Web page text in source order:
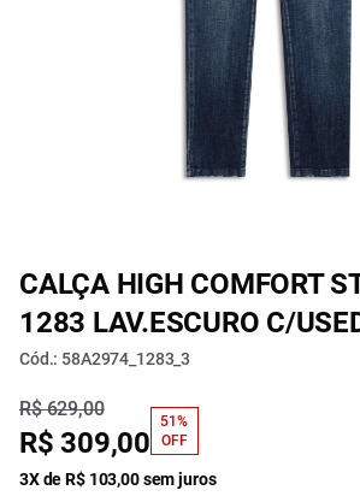
CALÇA HIGH COMFORT
1283 LAV.ESCURO C/
Cód.: 58A2974_1283_3
R$ 629,00
R$ 309,00
51%
OFF
3X de R$ 103,00 sem juros